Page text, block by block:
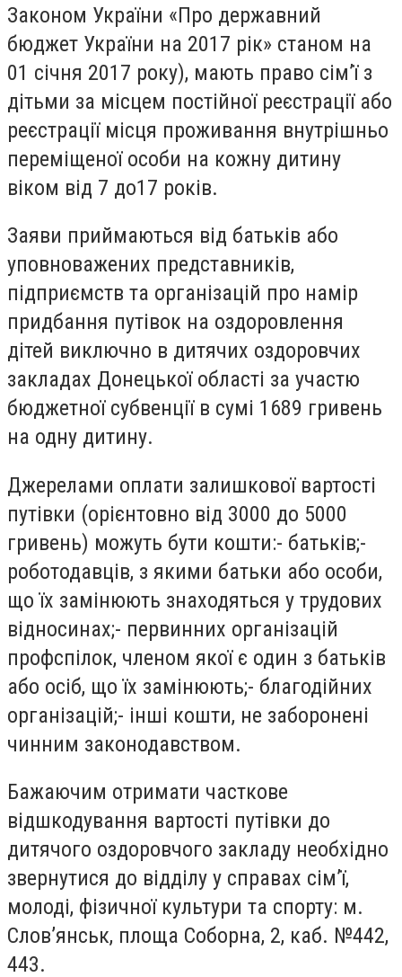
Законом України «Про державний
бюджет України на 2017 рік» станом на
01 січня 2017 року), мають право сім’ї з
дітьми за місцем постійної реєстрації або
реєстрації місця проживання внутрішньо
переміщеної особи на кожну дитину
віком від 7 до17 років.
Заяви приймаються від батьків або
уповноважених представників,
підприємств та організацій про намір
придбання путівок на оздоровлення
дітей виключно в дитячих оздоровчих
закладах Донецької області за участю
бюджетної субвенції в сумі 1689 гривень
на одну дитину.
Джерелами оплати залишкової вартості
путівки (орієнтовно від 3000 до 5000
гривень) можуть бути кошти:- батьків;-
роботодавців, з якими батьки або особи,
що їх замінюють знаходяться у трудових
відносинах;- первинних організацій
профспілок, членом якої є один з батьків
або осіб, що їх замінюють;- благодійних
організацій;- інші кошти, не заборонені
чинним законодавством.
Бажаючим отримати часткове
відшкодування вартості путівки до
дитячого оздоровчого закладу необхідно
звернутися до відділу у справах сім’ї,
молоді, фізичної культури та спорту: м.
Слов’янськ, площа Соборна, 2, каб. №442,
443.